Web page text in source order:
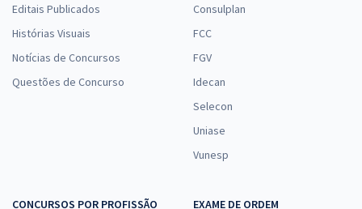
Editais Publicados
Histórias Visuais
Notícias de Concursos
Questões de Concurso
Consulplan
FCC
FGV
Idecan
Selecon
Uniase
Vunesp
CONCURSOS POR PROFISSÃO
EXAME DE ORDEM